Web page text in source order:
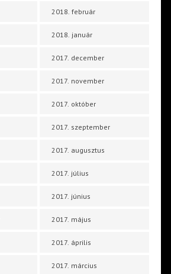
2018. február
2018. január
2017. december
2017. november
2017. október
2017. szeptember
2017. augusztus
2017. július
2017. június
2017. május
2017. április
2017. március